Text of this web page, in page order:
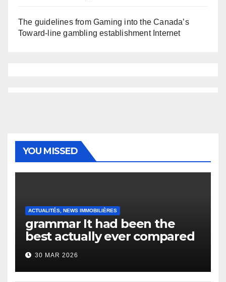
The guidelines from Gaming into the Canada’s
Toward-line gambling establishment Internet
YOU MISSED
ACTUALITÉS, NEWS IMMOBILIÈRES
grammar It had been the
best actually ever compared
to it’s the top actually?
English Vocabulary Learners
Heap Change
30 MAR 2026